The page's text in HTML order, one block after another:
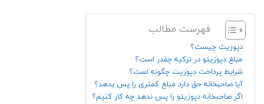
فهرست مطالب
دپوزیت چیست؟
مبلغ دپوزیتو در ترکیه چقدر است؟
شرایط پرداخت دپوزیت چگونه است؟
آیا صاحبخانه حق دارد مبلغ کمتری را پس بدهد؟
اگر صاحبخانه دپوزیتو را پس ندهد چه کار کنیم؟